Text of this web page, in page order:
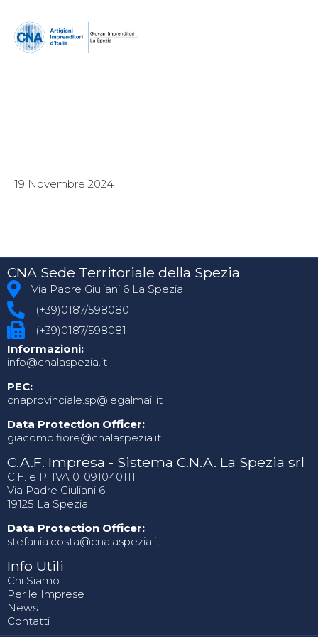
19 Novembre 2024
CNA Sede Territoriale della Spezia
Via Padre Giuliani 6 La Spezia
(+39)0187/598080
(+39)0187/598081
Informazioni:
info@cnalaspezia.it
PEC:
cnaprovinciale.sp@legalmail.it
Data Protection Officer:
giacomo.fiore@cnalaspezia.it
C.A.F. Impresa - Sistema C.N.A. La Spezia srl
C.F. e P. IVA 01091040111
Via Padre Giuliani 6
19125 La Spezia
Data Protection Officer:
stefania.costa@cnalaspezia.it
Info Utili
Chi Siamo
Per le Imprese
News
Contatti